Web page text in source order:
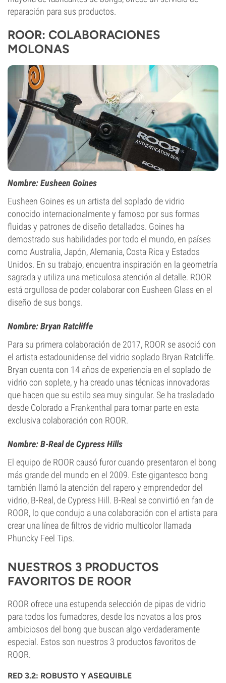
reparación para sus productos.
ROOR: COLABORACIONES
MOLONAS
Nombre: Eusheen Goines
Eusheen Goines es un artista del soplado de vidrio
conocido internacionalmente y famoso por sus formas
fluidas y patrones de diseño detallados. Goines ha
demostrado sus habilidades por todo el mundo, en países
como Australia, Japón, Alemania, Costa Rica y Estados
Unidos. En su trabajo, encuentra inspiración en la geometría
sagrada y utiliza una meticulosa atención al detalle. ROOR
está orgullosa de poder colaborar con Eusheen Glass en el
diseño de sus bongs.
Nombre: Bryan Ratcliffe
Para su primera colaboración de 2017, ROOR se asoció con
el artista estadounidense del vidrio soplado Bryan Ratcliffe.
Bryan cuenta con 14 años de experiencia en el soplado de
vidrio con soplete, y ha creado unas técnicas innovadoras
que hacen que su estilo sea muy singular. Se ha trasladado
desde Colorado a Frankenthal para tomar parte en esta
exclusiva colaboración con ROOR.
Nombre: B-Real de Cypress Hills
El equipo de ROOR causó furor cuando presentaron el bong
más grande del mundo en el 2009. Este gigantesco bong
también llamó la atención del rapero y emprendedor del
vidrio, B-Real, de Cypress Hill. B-Real se convirtió en fan de
ROOR, lo que condujo a una colaboración con el artista para
crear una línea de filtros de vidrio multicolor llamada
Phuncky Feel Tips.
NUESTROS 3 PRODUCTOS
FAVORITOS DE ROOR
ROOR ofrece una estupenda selección de pipas de vidrio
para todos los fumadores, desde los novatos a los pros
ambiciosos del bong que buscan algo verdaderamente
especial. Estos son nuestros 3 productos favoritos de
ROOR.
RED 3.2: ROBUSTO Y ASEQUIBLE